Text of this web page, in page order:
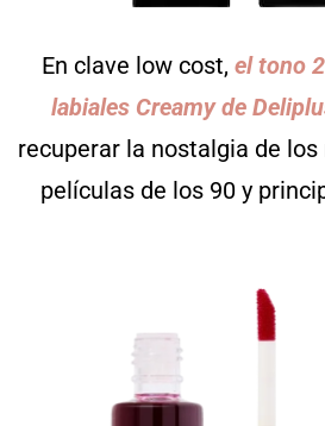
En clave low cost, el tono
labiales Creamy de
recuperar la nostalgia de
películas de los 90 y